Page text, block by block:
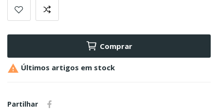
Comprar
 Últimos artigos em stock
Partilhar